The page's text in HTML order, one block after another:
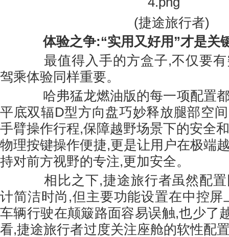
(捷途旅行者)
体验之争:“实用又好用”才是关
最值得入手的方盒子,不仅要有
驾乘体验同样重要。
哈弗猛龙燃油版的每一项配置都
平底双辐D型方向盘巧妙释放腿部空
手臂操作行程,保障越野场景下的安全
物理按键操作便捷,更是让用户在极端
持对前方视野的专注,更加安全。
相比之下,捷途旅行者虽然配置
计简洁时尚,但主要功能设置在中控屏
车辆行驶在颠簸路面容易误触,也少了
看,捷途旅行者过度关注座舱的软性配